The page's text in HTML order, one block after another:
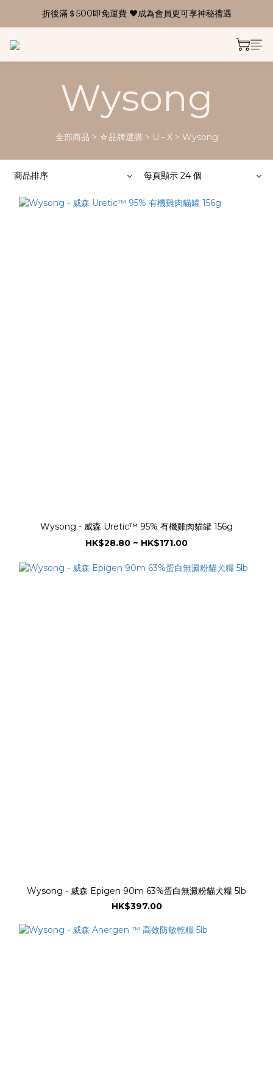
折後滿＄500即免運費 ❤成為會員更可享神秘禮遇
Wysong
全部商品 > ☆品牌選購> U - X> Wysong
商品排序 每頁顯示 24 個
Wysong - 威森 Uretic™ 95% 有機雞肉貓罐 156g
HK$28.80 ~ HK$171.00
Wysong - 威森 Epigen 90m 63%蛋白無澱粉貓犬糧 5lb
HK$397.00